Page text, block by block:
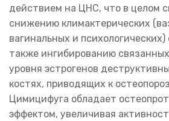
действием на ЦНС, что в целом
снижению климактерических
вагинальных и
также ингибированию
уровня эстрогенов
костях, приводящих к
Цимицифуга обладает
эффектом, увеличивая